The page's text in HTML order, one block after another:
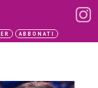
ABBONATI